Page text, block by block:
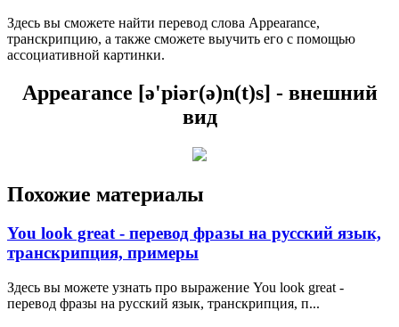
Здесь вы сможете найти перевод слова Appearance,
транскрипцию, а также сможете выучить его с помощью
ассоциативной картинки.
Appearance [ə'piər(ə)n(t)s] - внешний
вид
Похожие материалы
You look great - перевод фразы на русский язык,
транскрипция, примеры
Здесь вы можете узнать про выражение You look great -
перевод фразы на русский язык, транскрипция, п...